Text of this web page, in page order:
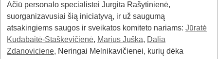
Ačiū personalo specialistei Jurgita Rašytinienė,
suorganizavusiai šią iniciatyvą, ir už saugumą
atsakingiems saugos ir sveikatos komiteto nariams: Jūratė
Kudabaitė-Staškevičienė, Marius Juška, Dalia
Zdanoviciene, Neringai Melnikavičienei, kurių dėka